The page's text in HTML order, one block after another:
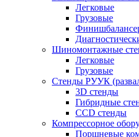
Легковые
Грузовые
Шиномонтажные
Легковые
Грузовые
Стенды РУУК
3D стенды
Гибридные
CCD стенды
Компрессорное
Поршневые